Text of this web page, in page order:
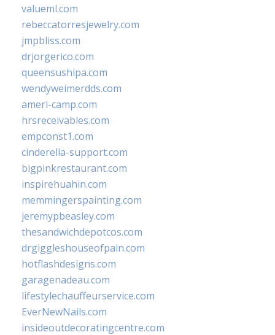
valueml.com
rebeccatorresjewelry.com
jmpbliss.com
drjorgerico.com
queensushipa.com
wendyweimerdds.com
ameri-camp.com
hrsreceivables.com
empconst1.com
cinderella-support.com
bigpinkrestaurant.com
inspirehuahin.com
memmingerspainting.com
jeremypbeasley.com
thesandwichdepotcos.com
drgiggleshouseofpain.com
hotflashdesigns.com
garagenadeau.com
lifestylechauffeurservice.com
EverNewNails.com
insideoutdecoratingcentre.com